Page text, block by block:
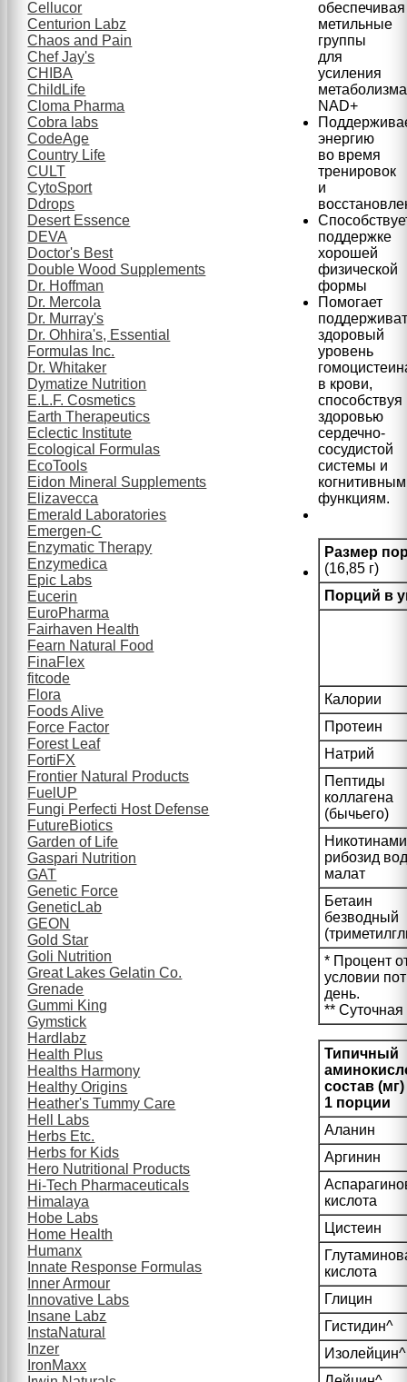
обеспечивая
метильные
группы
для
усиления
метаболизма
NAD+
энергию
во время
тренировок
и
поддержке
хорошей
физической
формы
Помогает
здоровый
уровень
в крови,
способствуя
здоровью
сердечно-
сосудистой
системы и
когнитивным
функциям.
Размер
(16,85 г)
Порций в
Калории
Протеин
Натрий
Пептиды
коллагена
(бычьего)
рибозид
малат
Бетаин
безводный
* Процент
условии
день.
**
Типичный
состав
1 порции
Аланин
Аргинин
кислота
Цистеин
кислота
Глицин
Гистидин^
Изолейцин^
Cellucor
Centurion Labz
Chaos and Pain
Chef Jay's
CHIBA
ChildLife
Cloma Pharma
Cobra labs
CodeAge
Country Life
CULT
CytoSport
Ddrops
Desert Essence
DEVA
Doctor's Best
Double Wood Supplements
Dr. Hoffman
Dr. Mercola
Dr. Murray's
Dr. Ohhira's, Essential
Formulas Inc.
Dr. Whitaker
Dymatize Nutrition
E.L.F. Cosmetics
Earth Therapeutics
Eclectic Institute
Ecological Formulas
EcoTools
Eidon Mineral Supplements
Elizavecca
Emerald Laboratories
Emergen-C
Enzymatic Therapy
Enzymedica
Epic Labs
Eucerin
EuroPharma
Fairhaven Health
Fearn Natural Food
FinaFlex
fitcode
Flora
Foods Alive
Force Factor
Forest Leaf
FortiFX
Frontier Natural Products
FuelUP
Fungi Perfecti Host Defense
FutureBiotics
Garden of Life
Gaspari Nutrition
GAT
Genetic Force
GeneticLab
GEON
Gold Star
Goli Nutrition
Great Lakes Gelatin Co.
Grenade
Gummi King
Gymstick
Hardlabz
Health Plus
Healths Harmony
Healthy Origins
Heather's Tummy Care
Hell Labs
Herbs Etc.
Herbs for Kids
Hero Nutritional Products
Hi-Tech Pharmaceuticals
Himalaya
Hobe Labs
Home Health
Humanx
Innate Response Formulas
Inner Armour
Innovative Labs
Insane Labz
InstaNatural
Inzer
IronMaxx